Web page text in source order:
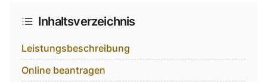
Inhaltsverzeichnis
Leistungsbeschreibung
Online beantragen